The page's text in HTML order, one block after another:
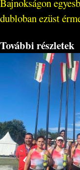
dubloban ezüst
További részletek